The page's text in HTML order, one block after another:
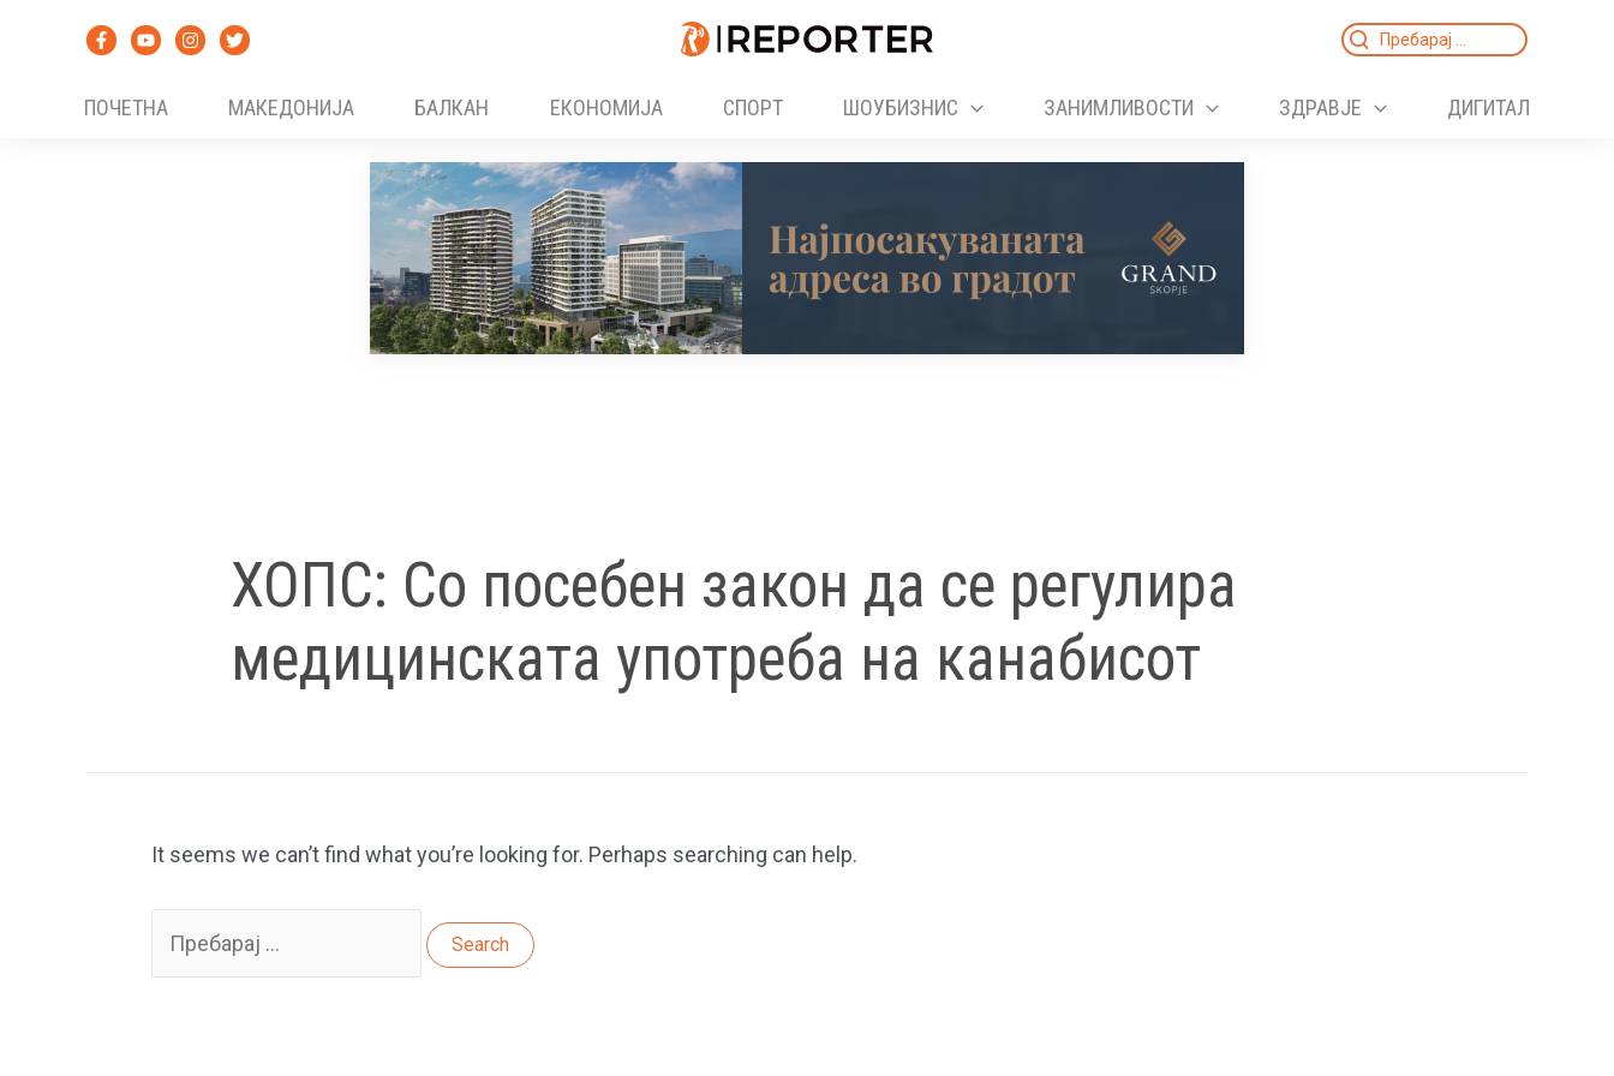
Search
ПОЧЕТНА
МАКЕДОНИЈА БАЛКАН ЕКОНОМИЈА СПОРТ ШОУБИЗНИС ЗАНИМЛИВОСТИ ЗДРАВЈЕ ДИГИТАЛ
ХОПС: Со посебен закон да се регулира
медицинската употреба на канабисот
It seems we can’t find what you’re looking for. Perhaps searching can help.
for: